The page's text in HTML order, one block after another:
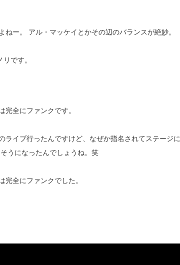
ー。 アル・マッケイとかその辺のバランスが絶妙。
です。
全にファンクです。
イブ行ったんですけど、なぜか指名されてステージに
うになったんでしょうね。笑
全にファンクでした。